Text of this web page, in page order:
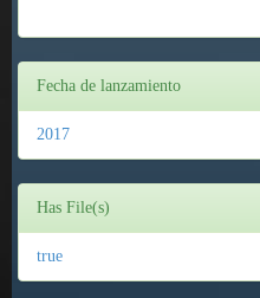
Fecha de lanzamiento
2017
Has File(s)
true